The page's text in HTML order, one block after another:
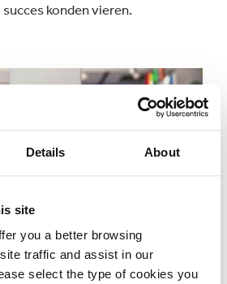
Details About
site
you a better browsing
traffic and assist in our
select the type of cookies you
konden vieren.